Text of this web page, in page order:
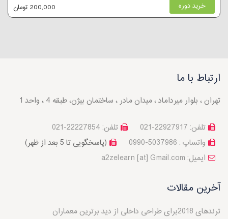
خرید دوره 200,000 تومان
ارتباط با ما
تهران ، بلوار میرداماد ، میدان مادر ، ساختمان بیژن، طبقه 4 ، واحد 1
تلفن: 22227854-021
تلفن: 22927917-021
(پاسخگویی تا 5 بعد از ظهر)
واتساپ : 5037986-0990
a2zelearn [at] Gmail.com :ایمیل
آخرین مقالات
ترندهای 2018برای طراحی داخلی از دید برترین معماران